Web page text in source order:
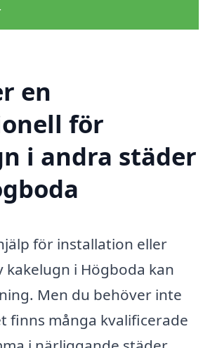
en
för
i andra städer
för installation eller
kakelugn i Högboda kan
Men du behöver inte
finns många kvalificerade